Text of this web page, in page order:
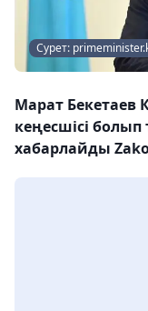
Сурет:
Марат Бекетаев
кеңесшісі
хабарлайды